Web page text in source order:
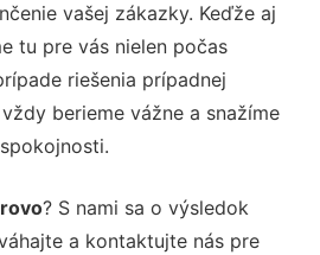
vašej zákazky. Keďže aj
tu pre vás nielen počas
riešenia prípadnej
berieme vážne a snažíme
? S nami sa o výsledok
a kontaktujte nás pre